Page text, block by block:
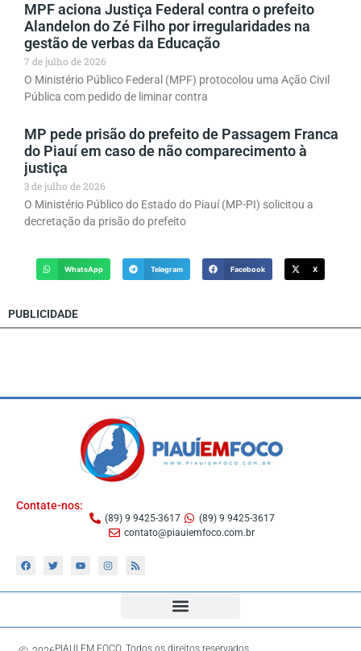
MPF aciona Justiça Federal contra o prefeito
Alandelon do Zé Filho por irregularidades na
gestão de verbas da Educação
7 de julho de 2026
O Ministério Público Federal (MPF) protocolou uma Ação Civil
Pública com pedido de liminar contra
MP pede prisão do prefeito de Passagem Franca
do Piauí em caso de não comparecimento à
justiça
3 de julho de 2026
O Ministério Público do Estado do Piauí (MP-PI) solicitou a
decretação da prisão do prefeito
WhatsApp Telegram Facebook X
PUBLICIDADE
Contate-nos:
(89) 9 9425-3617
(89) 9 9425-3617
contato@piauiemfoco.com.br